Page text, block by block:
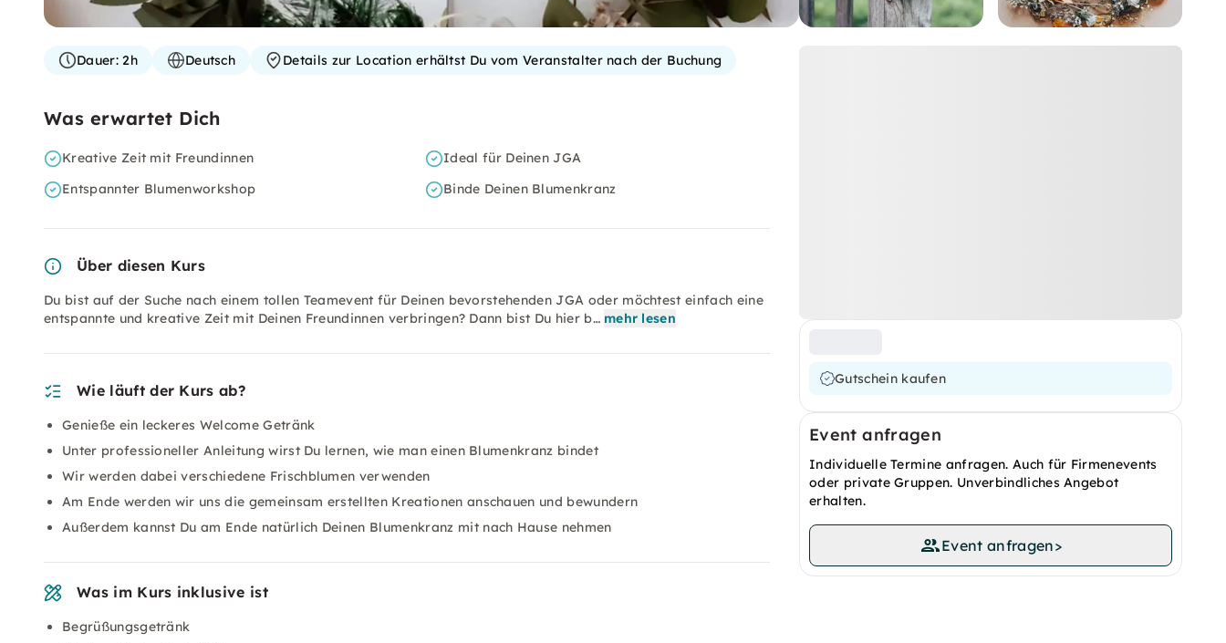
Gutschein kaufen
Event anfragen
Individuelle Termine anfragen. Auch für Firmenevents
oder private Gruppen. Unverbindliches Angebot
erhalten.
Event anfragen>
Dauer:2h Deutsch Details zur Location erhältst Du vom Veranstalter nach der Buchung
Was erwartet Dich
Kreative Zeit mit Freundinnen
Ideal für Deinen JGA
Entspannter Blumenworkshop
Binde Deinen Blumenkranz
Über diesen Kurs
Du bist auf der Suche nach einem tollen Teamevent für Deinen bevorstehenden JGA oder möchtest einfach eine
entspannte und kreative Zeit mit Deinen Freundinnen verbringen? Dann bist Du hier b… mehr lesen
Wie läuft der Kurs ab?
Genieße ein leckeres Welcome Getränk
Unter professioneller Anleitung wirst Du lernen, wie man einen Blumenkranz bindet
Wir werden dabei verschiedene Frischblumen verwenden
Am Ende werden wir uns die gemeinsam erstellten Kreationen anschauen und bewundern
Außerdem kannst Du am Ende natürlich Deinen Blumenkranz mit nach Hause nehmen
Was im Kurs inklusive ist
Begrüßungsgetränk